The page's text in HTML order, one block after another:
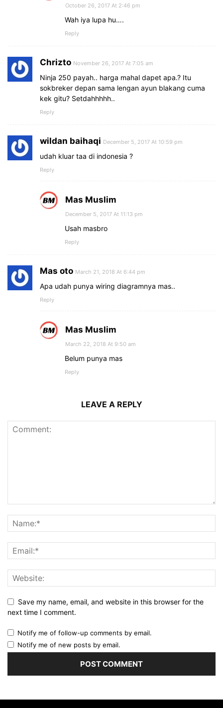
October 26, 2017 At 2:46 pm
Wah iya lupa hu….
Reply
Chrizto November 26, 2017 At 7:05 am
Ninja 250 payah.. harga mahal dapet apa.? Itu
sokbreker depan sama lengan ayun blakang cuma
kek gitu? Setdahhhhh..
Reply
wildan baihaqi December 5, 2017 At 10:59 pm
udah kluar taa di indonesia ?
Reply
Mas Muslim
December 5, 2017 At 11:13 pm
Usah masbro
Reply
Mas oto March 21, 2018 At 6:44 pm
Apa udah punya wiring diagramnya mas..
Reply
Mas Muslim
March 22, 2018 At 9:50 am
Belum punya mas
Reply
LEAVE A REPLY
Save my name, email, and website in this browser for the
next time I comment.
Notify me of follow-up comments by email.
Notify me of new posts by email.